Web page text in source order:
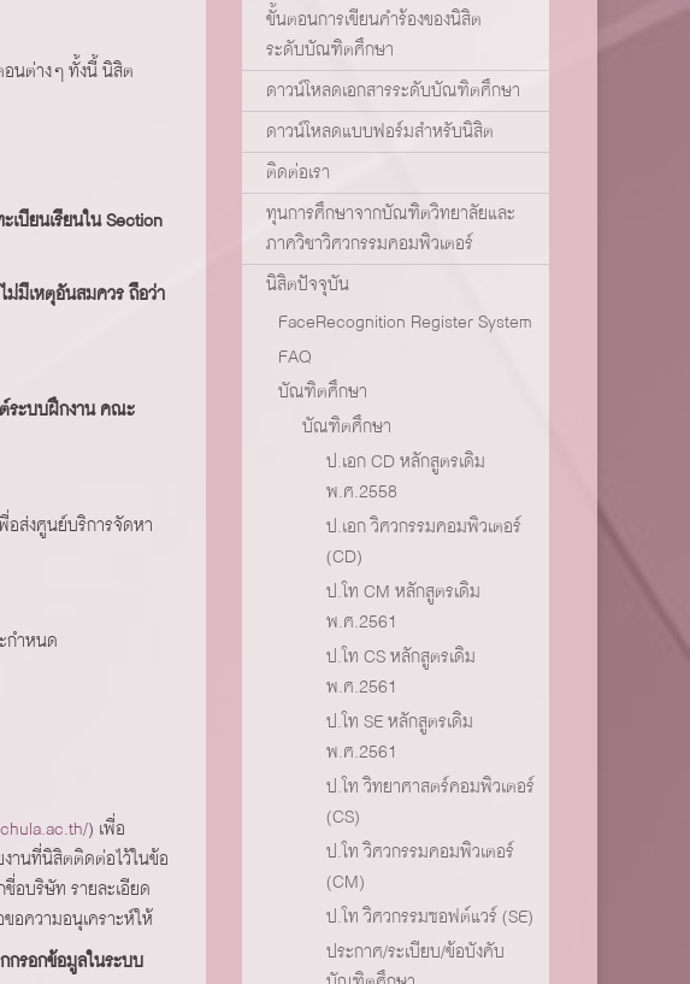
อนต่างๆ ทั้งนี้ นิสิต
เบียนเรียนใน Section
ม่มีเหตุอันสมควร ถือว่า
ระบบฝึกงาน คณะ
อส่งศูนย์บริการจัดหา
กำหนด
) เพื่อ
นที่นิสิตติดต่อไว้ในข้อ
อบริษัท รายละเอียด
อความอนุเคราะห์ให้
กรอกข้อมูลในระบบ
ขั้นตอนการเขียนคำร้องของนิสิต
ระดับบัณฑิตศึกษา
ดาวน์โหลดเอกสารระดับบัณฑิตศึกษา
ดาวน์โหลดแบบฟอร์มสำหรับนิสิต
ติดต่อเรา
ทุนการศึกษาจากบัณฑิตวิทยาลัยและ
ภาควิชาวิศวกรรมคอมพิวเตอร์
นิสิตปัจจุบัน
FaceRecognition Register System
FAQ
บัณฑิตศึกษา
บัณฑิตศึกษา
ป.เอก CD หลักสูตรเดิม
พ.ศ.2558
ป.เอก วิศวกรรมคอมพิวเตอร์
(CD)
ป.โท CM หลักสูตรเดิม
พ.ศ.2561
ป.โท CS หลักสูตรเดิม
พ.ศ.2561
ป.โท SE หลักสูตรเดิม
พ.ศ.2561
ป.โท วิทยาศาสตร์คอมพิวเตอร์
(CS)
ป.โท วิศวกรรมคอมพิวเตอร์
(CM)
ป.โท วิศวกรรมซอฟต์แวร์ (SE)
ประกาศ/ระเบียบ/ข้อบังคับ